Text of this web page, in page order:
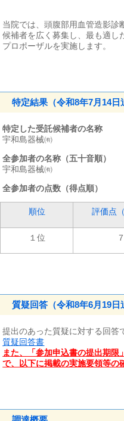
当院では、頭腹部用血管造影診
候補者を広く募集し、最も適し
プロポーザルを実施します。
特定結果（令和8年7月14日
特定した受託候補者の名称
宇和島器械㈲
全参加者の名称（五十音順）
宇和島器械㈲
全参加者の点数（得点順）
順位 評価点
１位
質疑回答（令和8年6月19日
提出のあった質疑に対する回答
質疑回答書
また、「参加申込書の提出期
で、以下に掲載の実施要領等の